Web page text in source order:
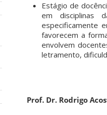
Estágio de
em disciplinas
especificamente
favorecem a
envolvem
letramento,
Prof. Dr. Rodrigo